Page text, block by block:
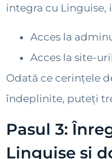
integra cu Linguise,
Acces la
Acces la site-
Odată ce cerințele
îndeplinite, puteți
Pasul 3:
Linguise și